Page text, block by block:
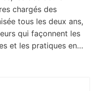
chargés des
tous les deux ans,
qui façonnent les
et les pratiques en…